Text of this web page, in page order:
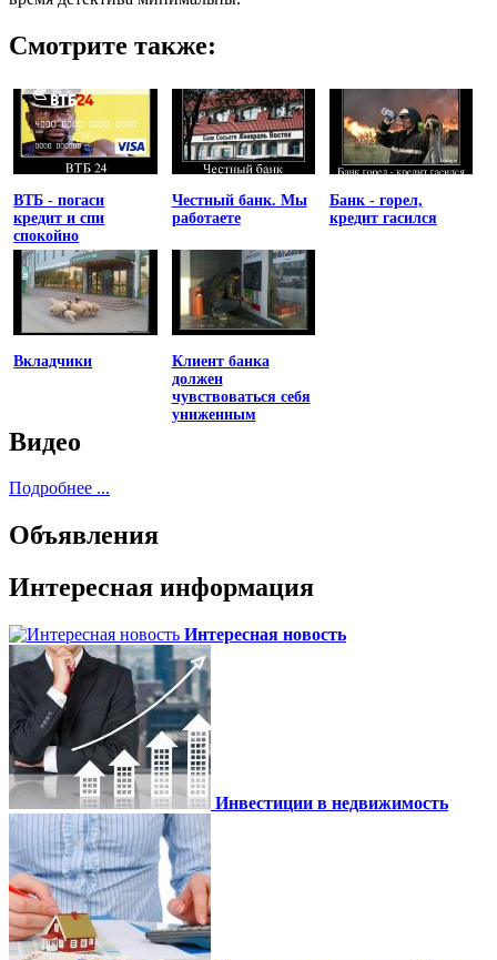
Смотрите также:
ВТБ - погаси
кредит и спи
спокойно
Честный банк. Мы
работаете
Банк - горел,
кредит гасился
Вкладчики
Клиент банка
должен
чувствоваться себя
униженным
Видео
Подробнее ...
Объявления
Интересная информация
Интересная новость
Инвестиции в недвижимость